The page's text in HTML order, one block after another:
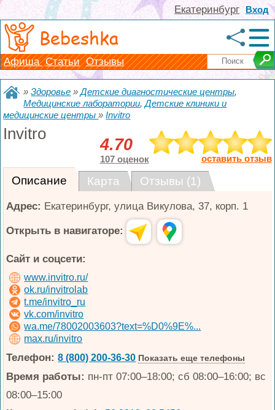
Вход
Екатеринбург
Bebeshka
Афиша Статьи Отзывы
»Здоровье »Детские диагностические центры,
Медицинские лаборатории,Детские клиники и
медицинские центры»Invitro
Invitro
4.70
107 оценок оставить отзыв
Описание Карта Отзывы (1)
Адрес: Екатеринбург,улица Викулова, 37, корп. 1
Открыть в навигаторе:
Сайт и соцсети:
www.invitro.ru/
ok.ru/invitrolab
t.me/invitro_ru
vk.com/invitro
wa.me/78002003603?text=%D0%9E%...
max.ru/invitro
Телефон: 8 (800) 200-36-30 Показать еще телефоны
Время работы: пн-пт 07:00–18:00; сб 08:00–16:00; вс
08:00–15:00